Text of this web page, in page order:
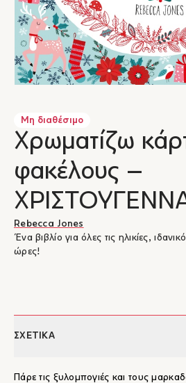
Μη διαθέσιμο
Χρωματίζω
φακέλους –
Rebecca Jones
Ένα βιβλίο για όλες τις ηλικίες,
ώρες!
ΣΧΕΤΙΚΑ
Πάρε τις ξυλομπογιές και τους